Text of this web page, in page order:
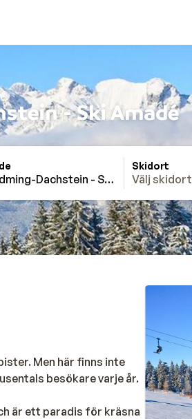
- Ski Amadé
Dachstein - Ski Amadé
Skidort
Välj skidort
Men här finns inte
besökare varje år.
är ett paradis för kräsna